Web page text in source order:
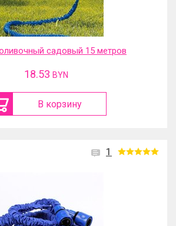
садовый 15 метров
18.53 BYN
В корзину
1